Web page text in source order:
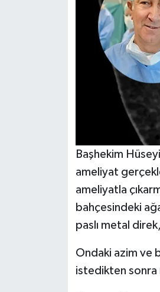
Başhekim
ameliyat
ameliyatla
bahçesindeki
paslı metal
Ondaki azim ve
istedikten sonra